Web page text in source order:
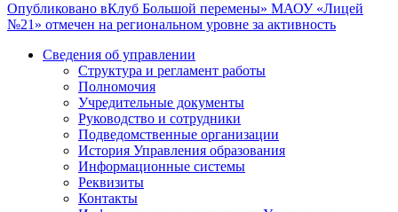
Опубликовано вКлуб Большой перемены» МАОУ «Лицей
№21» отмечен на региональном уровне за активность
Сведения об управлении
Структура и регламент работы
Полномочия
Учредительные документы
Руководство и сотрудники
Подведомственные организации
История Управления образования
Информационные системы
Реквизиты
Контакты